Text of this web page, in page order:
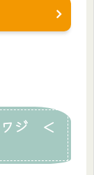
ワジ ＜